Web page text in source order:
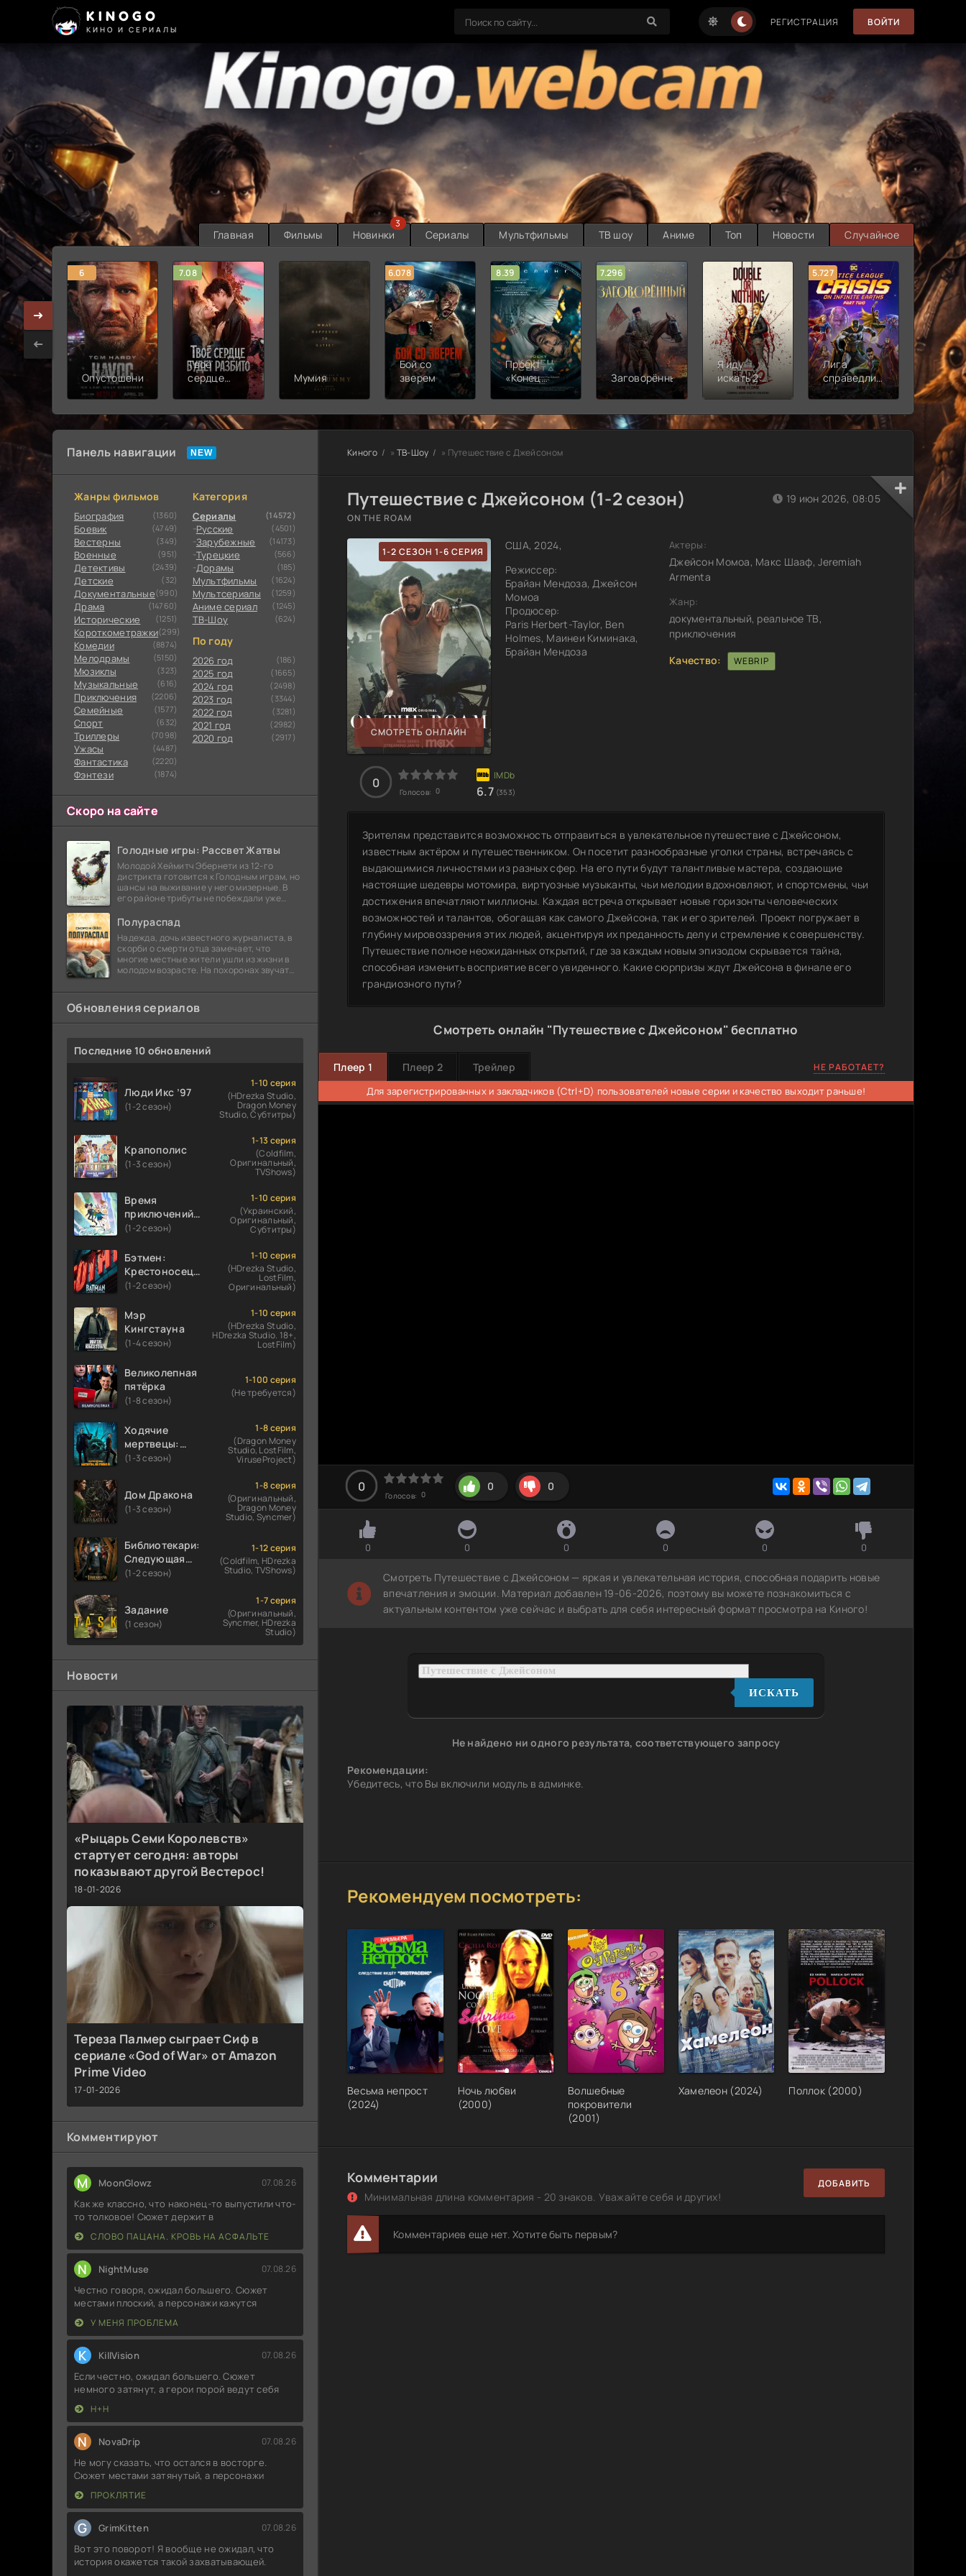
KINOGO
КИНО И СЕРИАЛЫ
РЕГИСТРАЦИЯ ВОЙТИ
Главная Фильмы Новинки
3
Сериалы Мультфильмы ТВ шоу Аниме Топ Новости Случайное
6
Опустошение
7.08
Твоё
сердце
Мумия
6.078
Бой со
зверем
8.39
Проект
«Конец
света»
7.296
Заговорённый
Я иду
искать 2:
Вот и я
5.727
Лига
справедливости:
Кризис на
землях.
Часть 2
8.889
Новая
смена
Панель навигации
Жанры фильмов
Биография (1360)
Боевик (4749)
Вестерны (349)
Военные (951)
Детективы (2439)
Детские (32)
Документальные(990)
Драма (14760)
Исторические (1251)
Короткометражки(299)
Комедии (8874)
Мелодрамы (5150)
Мюзиклы (323)
Музыкальные (616)
Приключения (2206)
Семейные (1577)
Cпорт (632)
Триллеры (7098)
Ужасы (4487)
Фантастика (2220)
Фэнтези (1874)
Категория
Сериалы (14572)
Русские (4501)
Зарубежные (14173)
Турецкие (566)
Дорамы (185)
Мультфильмы (1624)
Мультсериалы (1259)
Аниме сериал (1245)
ТВ-Шоу (624)
По году
2026 год (186)
2025 год (1665)
2024 год (2498)
2023 год (3344)
2022 год (3281)
2021 год (2982)
2020 год (2917)
Скоро на сайте
Голодные игры: Рассвет Жатвы
Молодой Хеймитч Эбернети из 12-го
дистрикта готовится к Голодным играм, но
шансы на выживание у него мизерные. В
его районе трибуты не побеждали уже
безнадежности.
Полураспад
Надежда, дочь известного журналиста, в
скорби о смерти отца замечает, что
многие местные жители ушли из жизни в
молодом возрасте. На похоронах звучат
Обновления сериалов
Последние 10 обновлений
Люди Икс ’97
(1-2 сезон)
1-10 серия
(HDrezka Studio,
Dragon Money
Studio, Субтитры)
Крапополис
(1-3 сезон)
1-13 серия
(Coldfilm,
Оригинальный,
TVShows)
Время
приключений:
Фионна и Кейк
(1-2 сезон)
1-10 серия
(Украинский,
Оригинальный,
Субтитры)
Бэтмен:
Крестоносец в
плаще
(1-2 сезон)
1-10 серия
(HDrezka Studio,
LostFilm,
Оригинальный)
Мэр
Кингстауна
(1-4 сезон)
1-10 серия
(HDrezka Studio,
HDrezka Studio. 18+,
LostFilm)
Великолепная
пятёрка
(1-8 сезон)
1-100 серия
(Не требуется)
Ходячие
мертвецы:
Мертвый
(1-3 сезон)
1-8 серия
(Dragon Money
Studio, LostFilm,
ViruseProject)
Дом Дракона
(1-3 сезон)
1-8 серия
(Оригинальный,
Dragon Money
Studio, Syncmer)
Библиотекари:
Следующая
глава
(1-2 сезон)
1-12 серия
(Coldfilm, HDrezka
Studio, TVShows)
Задание
(1 сезон)
1-7 серия
(Оригинальный,
Syncmer, HDrezka
Studio)
Новости
«Рыцарь Семи Королевств»
стартует сегодня: авторы
показывают другой Вестерос!
18-01-2026
Тереза Палмер сыграет Сиф в
сериале «God of War» от Amazon
Prime Video
17-01-2026
Комментируют
M MoonGlowz 07.08.26
Как же классно, что наконец-то выпустили что-
то толковое! Сюжет держит в
СЛОВО ПАЦАНА. КРОВЬ НА АСФАЛЬТЕ
N NightMuse 07.08.26
Честно говоря, ожидал большего. Сюжет
местами плоский, а персонажи кажутся
У МЕНЯ ПРОБЛЕМА
K KillVision 07.08.26
Если честно, ожидал большего. Сюжет
немного затянут, а герои порой ведут себя
Н+Н
N NovaDrip 07.08.26
Не могу сказать, что остался в восторге.
Сюжет местами затянутый, а персонажи
ПРОКЛЯТИЕ
G GrimKitten 07.08.26
Вот это поворот! Я вообще не ожидал, что
история окажется такой захватывающей.
Киного » ТВ-Шоу » Путешествие с Джейсоном
Путешествие с Джейсоном (1-2 сезон)
ON THE ROAM
1-2 СЕЗОН 1-6 СЕРИЯ
СМОТРЕТЬ ОНЛАЙН
США, 2024,
Режиссер:
Брайан Мендоза, Джейсон
Момоа
Продюсер:
Paris Herbert-Taylor, Ben
Holmes, Маинеи Киминака,
Брайан Мендоза
19 июн 2026, 08:05
Актеры:
Джейсон Момоа, Макс Шааф, Jeremiah
Armenta
Жанр:
документальный, реальное ТВ,
приключения
Качество:
WEBRIP
0
Голосов: 0 6.7 (353)
Зрителям представится возможность отправиться в увлекательное путешествие с Джейсоном,
известным актёром и путешественником. Он посетит разнообразные уголки страны, встречаясь с
выдающимися личностями из разных сфер. На его пути будут талантливые мастера, создающие
настоящие шедевры мотомира, виртуозные музыканты, чьи мелодии вдохновляют, и спортсмены, чьи
достижения впечатляют миллионы. Каждая встреча открывает новые горизонты человеческих
возможностей и талантов, обогащая как самого Джейсона, так и его зрителей. Проект погружает в
глубину мировоззрения этих людей, акцентируя их преданность делу и стремление к совершенству.
Путешествие полное неожиданных открытий, где за каждым новым эпизодом скрывается тайна,
способная изменить восприятие всего увиденного. Какие сюрпризы ждут Джейсона в финале его
грандиозного пути?
Смотреть онлайн "Путешествие с Джейсоном" бесплатно
Плеер 1 Плеер 2 Трейлер НЕ РАБОТАЕТ?
Для зарегистрированных и закладчиков (Ctrl+D) пользователей новые серии и качество выходит раньше!
0
Голосов: 0
0 0
0 0 0 0 0 0
Смотреть Путешествие с Джейсоном — яркая и увлекательная история, способная подарить новые
впечатления и эмоции. Материал добавлен 19-06-2026, поэтому вы можете познакомиться с
актуальным контентом уже сейчас и выбрать для себя интересный формат просмотра на Киного!
ИСКАТЬ
Не найдено ни одного результата, соответствующего запросу
Рекомендации:
Убедитесь, что Вы включили модуль в админке.
Рекомендуем посмотреть:
Весьма непрост
(2024)
Ночь любви
(2000)
Волшебные
покровители
(2001)
Хамелеон (2024) Поллок (2000)
Комментарии
Минимальная длина комментария - 20 знаков. Уважайте себя и других!
ДОБАВИТЬ
Комментариев еще нет. Хотите быть первым?